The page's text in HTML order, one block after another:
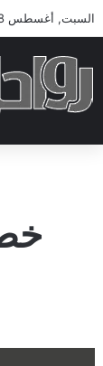
السبت, أغسطس 8 2026